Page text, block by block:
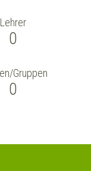
Lehrer
0
Gruppen
0